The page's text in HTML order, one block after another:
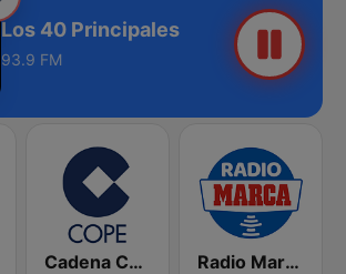
Los 40 Principales
93.9 FM
Cadena COPE Radio Marca Nacional